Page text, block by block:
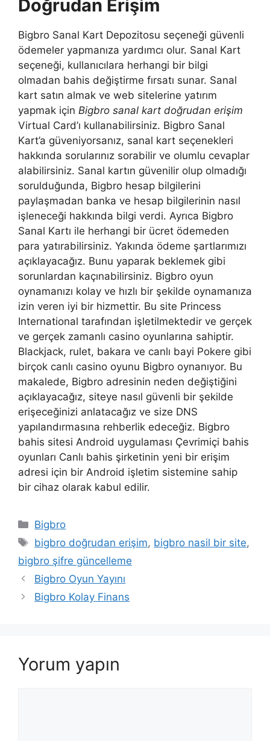
Doğrudan Erişim
Bigbro Sanal Kart Depozitosu seçeneği güvenli
ödemeler yapmanıza yardımcı olur. Sanal Kart
seçeneği, kullanıcılara herhangi bir bilgi
olmadan bahis değiştirme fırsatı sunar. Sanal
kart satın almak ve web sitelerine yatırım
yapmak için Bigbro sanal kart doğrudan erişim
Virtual Card’ı kullanabilirsiniz. Bigbro Sanal
Kart’a güveniyorsanız, sanal kart seçenekleri
hakkında sorularınız sorabilir ve olumlu cevaplar
alabilirsiniz. Sanal kartın güvenilir olup olmadığı
sorulduğunda, Bigbro hesap bilgilerini
paylaşmadan banka ve hesap bilgilerinin nasıl
işleneceği hakkında bilgi verdi. Ayrıca Bigbro
Sanal Kartı ile herhangi bir ücret ödemeden
para yatırabilirsiniz. Yakında ödeme şartlarımızı
açıklayacağız. Bunu yaparak beklemek gibi
sorunlardan kaçınabilirsiniz. Bigbro oyun
oynamanızı kolay ve hızlı bir şekilde oynamanıza
izin veren iyi bir hizmettir. Bu site Princess
International tarafından işletilmektedir ve gerçek
ve gerçek zamanlı casino oyunlarına sahiptir.
Blackjack, rulet, bakara ve canlı bayi Pokere gibi
birçok canlı casino oyunu Bigbro oynanıyor. Bu
makalede, Bigbro adresinin neden değiştiğini
açıklayacağız, siteye nasıl güvenli bir şekilde
erişeceğinizi anlatacağız ve size DNS
yapılandırmasına rehberlik edeceğiz. Bigbro
bahis sitesi Android uygulaması Çevrimiçi bahis
oyunları Canlı bahis şirketinin yeni bir erişim
adresi için bir Android işletim sistemine sahip
bir cihaz olarak kabul edilir.
Kategoriler
Bigbro
Etiketler
bigbro doğrudan erişim, bigbro nasil bir site,
bigbro şifre güncelleme
Bigbro Oyun Yayını
Bigbro Kolay Finans
Yorum yapın